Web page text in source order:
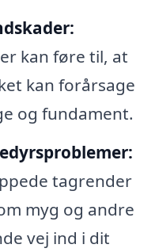
kan føre til, at
kan forårsage
og fundament.
tagrender
myg og andre
vej ind i dit